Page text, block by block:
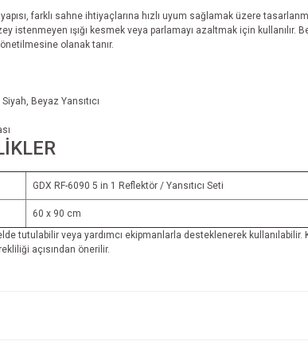
farklı sahne ihtiyaçlarına hızlı uyum sağlamak üzere
istenmeyen ışığı kesmek veya parlamayı azaltmak için
olanak tanır.
Beyaz Yansıtıcı
GDX RF-6090 5 in 1 Reflektör / Yansıtıcı Seti
60 x 90 cm
tutulabilir veya yardımcı ekipmanlarla desteklenerek
açısından önerilir.